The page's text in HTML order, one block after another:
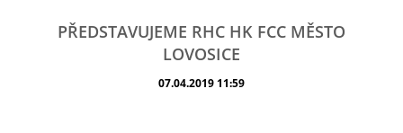
PŘEDSTAVUJEME RHC HK FCC MĚSTO
LOVOSICE
07.04.2019 11:59